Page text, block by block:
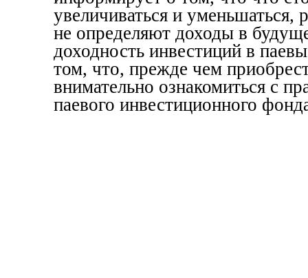
увеличиваться и уменьшаться,
не определяют доходы в
доходность инвестиций в
том, что, прежде чем
внимательно ознакомиться с
паевого инвестиционного